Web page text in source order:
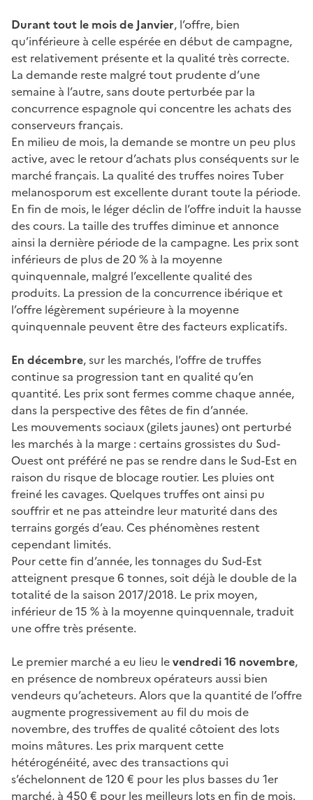
Durant tout le mois de Janvier, l’offre, bien
qu’inférieure à celle espérée en début de campagne,
est relativement présente et la qualité très correcte.
La demande reste malgré tout prudente d’une
semaine à l’autre, sans doute perturbée par la
concurrence espagnole qui concentre les achats des
conserveurs français.
En milieu de mois, la demande se montre un peu plus
active, avec le retour d’achats plus conséquents sur le
marché français. La qualité des truffes noires Tuber
melanosporum est excellente durant toute la période.
En fin de mois, le léger déclin de l’offre induit la hausse
des cours. La taille des truffes diminue et annonce
ainsi la dernière période de la campagne. Les prix sont
inférieurs de plus de 20 % à la moyenne
quinquennale, malgré l’excellente qualité des
produits. La pression de la concurrence ibérique et
l’offre légèrement supérieure à la moyenne
quinquennale peuvent être des facteurs explicatifs.
En décembre, sur les marchés, l’offre de truffes
continue sa progression tant en qualité qu’en
quantité. Les prix sont fermes comme chaque année,
dans la perspective des fêtes de fin d’année.
Les mouvements sociaux (gilets jaunes) ont perturbé
les marchés à la marge : certains grossistes du Sud-
Ouest ont préféré ne pas se rendre dans le Sud-Est en
raison du risque de blocage routier. Les pluies ont
freiné les cavages. Quelques truffes ont ainsi pu
souffrir et ne pas atteindre leur maturité dans des
terrains gorgés d’eau. Ces phénomènes restent
cependant limités.
Pour cette fin d’année, les tonnages du Sud-Est
atteignent presque 6 tonnes, soit déjà le double de la
totalité de la saison 2017/2018. Le prix moyen,
inférieur de 15 % à la moyenne quinquennale, traduit
une offre très présente.
Le premier marché a eu lieu levendredi 16 novembre,
en présence de nombreux opérateurs aussi bien
vendeurs qu’acheteurs. Alors que la quantité de l’offre
augmente progressivement au fil du mois de
novembre, des truffes de qualité côtoient des lots
moins mâtures. Les prix marquent cette
hétérogénéité, avec des transactions qui
s’échelonnent de 120 € pour les plus basses du 1er
marché, à 450 € pour les meilleurs lots en fin de mois.